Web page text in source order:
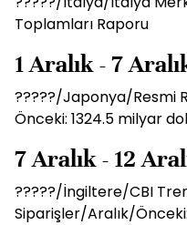
Toplamları Raporu
1 Aralık - 7
?????/Japonya/Resmi
Önceki: 1324.5 milyar
7 Aralık - 12
?????/İngiltere/CBI
Siparişler/Aralık/